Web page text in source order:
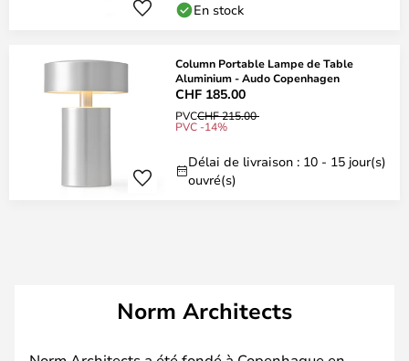
En stock
Column Portable Lampe de Table
Aluminium - Audo Copenhagen
CHF 185.00
PVCCHF 215.00
PVC -14%
Délai de livraison : 10 - 15 jour(s)
ouvré(s)
Norm Architects